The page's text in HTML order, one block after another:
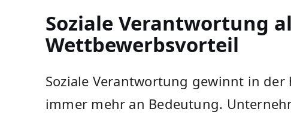
Soziale⁣ Verantwortung​
Wettbewerbsvorteil
Soziale Verantwortung gewinnt in
immer mehr an Bedeutung.